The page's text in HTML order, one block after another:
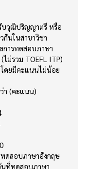
บวุฒิปริญญาตรี หรือ
นในสาขาวิชา
การทดสอบภาษา
ไม่รวม TOEFL ITP)
โดยมีคะแนนไม่น้อย
(คะแนน)
ดสอบภาษาอังกฤษ
นที่ทดสอบภาษา